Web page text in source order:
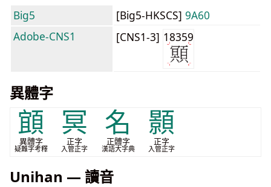
Big5 [Big5-HKSCS] 9A60
Adobe-CNS1
[CNS1-3] 18359
異體字
𩓧
異體字
疑難字考釋
冥
正字
入管正字
名
正體字
漢語大字典
顥
正字
入管正字
Unihan — 讀音